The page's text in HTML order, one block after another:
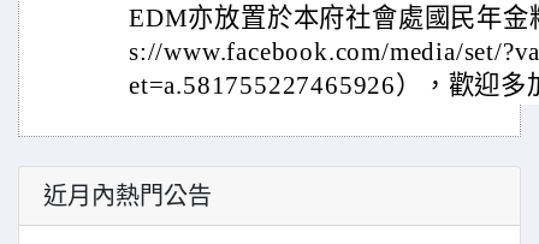
EDM亦放置於本府社會處國民年
s://www.facebook.com/media/set/
et=a.581755227465926），歡迎多
近月內熱門公告